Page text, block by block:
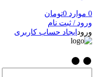
0 موارد 0تومان
ورود / ثبت نام
ورود ایجاد حساب کاربری